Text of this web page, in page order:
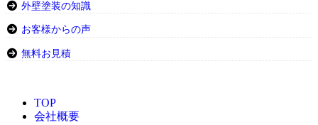
外壁塗装の知識
お客様からの声
無料お見積
TOP
会社概要